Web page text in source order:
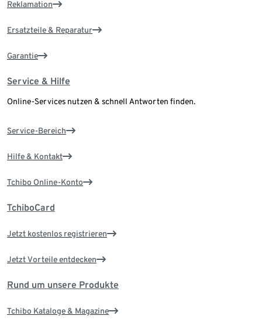
Reklamation
Ersatzteile & Reparatur
Garantie
Service & Hilfe
Online-Services nutzen & schnell Antworten finden.
Service-Bereich
Hilfe & Kontakt
Tchibo Online-Konto
TchiboCard
Jetzt kostenlos registrieren
Jetzt Vorteile entdecken
Rund um unsere Produkte
Tchibo Kataloge & Magazine